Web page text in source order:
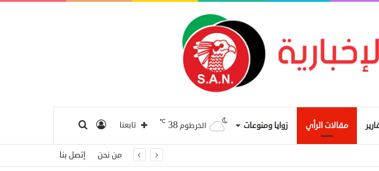
مقالات الرأي زوايا ومنوعات بحث
عن
تسجيل
الدخول
تابعنا الخرطوم38
℃
من نحن إتصل بنا